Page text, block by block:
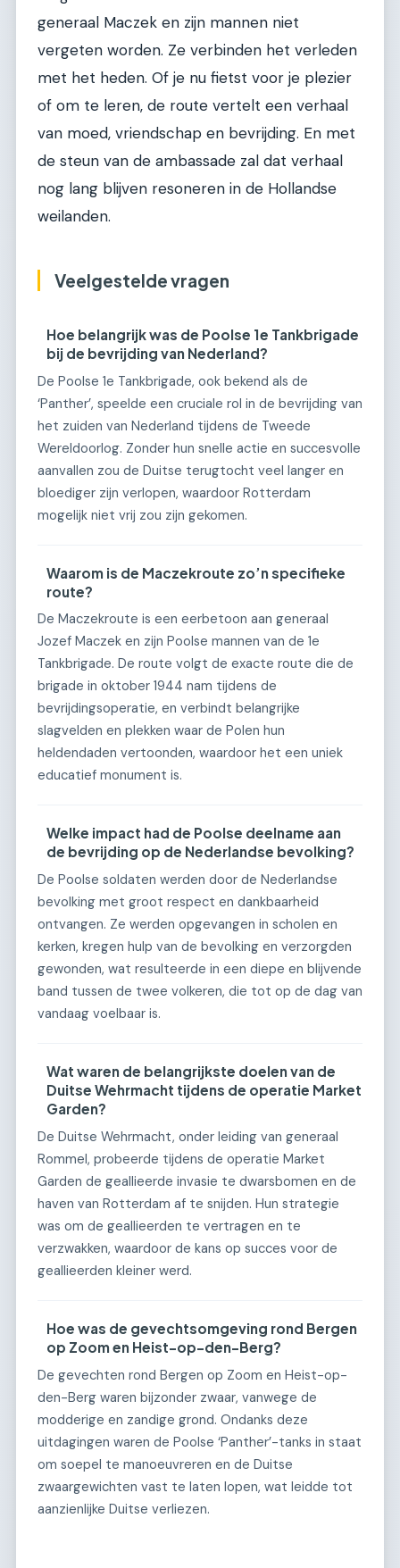
generaal Maczek en zijn mannen niet
vergeten worden. Ze verbinden het verleden
met het heden. Of je nu fietst voor je plezier
of om te leren, de route vertelt een verhaal
van moed, vriendschap en bevrijding. En met
de steun van de ambassade zal dat verhaal
nog lang blijven resoneren in de Hollandse
weilanden.
Veelgestelde vragen
Hoe belangrijk was de Poolse 1e Tankbrigade
bij de bevrijding van Nederland?
De Poolse 1e Tankbrigade, ook bekend als de
‘Panther’, speelde een cruciale rol in de bevrijding van
het zuiden van Nederland tijdens de Tweede
Wereldoorlog. Zonder hun snelle actie en succesvolle
aanvallen zou de Duitse terugtocht veel langer en
bloediger zijn verlopen, waardoor Rotterdam
mogelijk niet vrij zou zijn gekomen.
Waarom is de Maczekroute zo’n specifieke
route?
De Maczekroute is een eerbetoon aan generaal
Jozef Maczek en zijn Poolse mannen van de 1e
Tankbrigade. De route volgt de exacte route die de
brigade in oktober 1944 nam tijdens de
bevrijdingsoperatie, en verbindt belangrijke
slagvelden en plekken waar de Polen hun
heldendaden vertoonden, waardoor het een uniek
educatief monument is.
Welke impact had de Poolse deelname aan
de bevrijding op de Nederlandse bevolking?
De Poolse soldaten werden door de Nederlandse
bevolking met groot respect en dankbaarheid
ontvangen. Ze werden opgevangen in scholen en
kerken, kregen hulp van de bevolking en verzorgden
gewonden, wat resulteerde in een diepe en blijvende
band tussen de twee volkeren, die tot op de dag van
vandaag voelbaar is.
Wat waren de belangrijkste doelen van de
Duitse Wehrmacht tijdens de operatie Market
Garden?
De Duitse Wehrmacht, onder leiding van generaal
Rommel, probeerde tijdens de operatie Market
Garden de geallieerde invasie te dwarsbomen en de
haven van Rotterdam af te snijden. Hun strategie
was om de geallieerden te vertragen en te
verzwakken, waardoor de kans op succes voor de
geallieerden kleiner werd.
Hoe was de gevechtsomgeving rond Bergen
op Zoom en Heist-op-den-Berg?
De gevechten rond Bergen op Zoom en Heist-op-
den-Berg waren bijzonder zwaar, vanwege de
modderige en zandige grond. Ondanks deze
uitdagingen waren de Poolse ‘Panther’-tanks in staat
om soepel te manoeuvreren en de Duitse
zwaargewichten vast te laten lopen, wat leidde tot
aanzienlijke Duitse verliezen.